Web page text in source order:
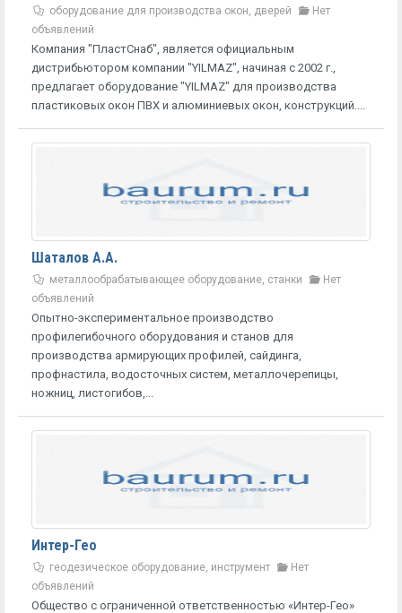
оборудование для производства окон, дверей
Нет
объявлений
Компания "ПластСнаб", является официальным
дистрибьютором компании "YILMAZ", начиная с 2002 г.,
предлагает оборудование "YILMAZ" для производства
пластиковых окон ПВХ и алюминиевых окон, конструкций....
Шаталов А.А.
металлообрабатывающее оборудование, станки
Нет
объявлений
Опытно-экспериментальное производство
профилегибочного оборудования и станов для
производства армирующих профилей, сайдинга,
профнастила, водосточных систем, металлочерепицы,
ножниц, листогибов,...
Интер-Гео
геодезическое оборудование, инструмент
Нет
объявлений
Общество с ограниченной ответственностью «Интер-Гео»